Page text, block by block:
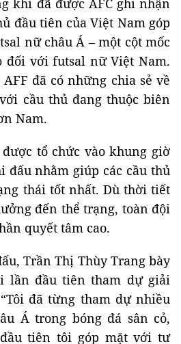
khi đã được AFC ghi nhận
đầu tiên của Việt Nam góp
nữ châu Á – một cột mốc
đối với futsal nữ Việt Nam.
đã có những chia sẻ về
cầu thủ đang thuộc biên
Nam.
tổ chức vào khung giờ
đấu nhằm giúp các cầu thủ
thái tốt nhất. Dù thời tiết
đến thể trạng, toàn đội
quyết tâm cao.
Trần Thị Thùy Trang bày
lần đầu tiên tham dự giải
đã từng tham dự nhiều
Á trong bóng đá sân cỏ,
tiên tôi góp mặt với tư